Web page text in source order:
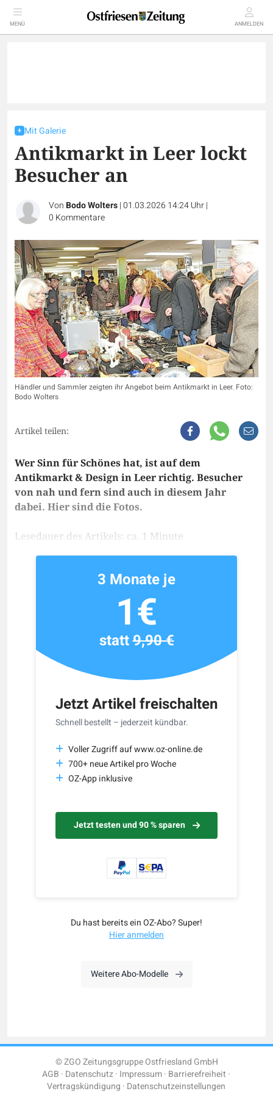
MENÜ ANMELDEN
Mit Galerie
Antikmarkt in Leer lockt
Besucher an
VonBodo Wolters|01.03.2026 14:24 Uhr|
0 Kommentare
Händler und Sammler zeigten ihr Angebot beim Antikmarkt in Leer. Foto:
Bodo Wolters
Artikel teilen:
Wer Sinn für Schönes hat, ist auf dem
Antikmarkt & Design in Leer richtig. Besucher
von nah und fern sind auch in diesem Jahr
dabei. Hier sind die Fotos.
Lesedauer des Artikels: ca. 1 Minute
Jetzt Artikel freischalten
Schnell bestellt – jederzeit kündbar.
Voller Zugriff auf www.oz-online.de
700+ neue Artikel pro Woche
OZ-App inklusive
Jetzt testen und 90 % sparen
3 Monate je
1€
statt9,90 €
Du hast bereits ein OZ-Abo? Super!
Hier anmelden
Weitere Abo-Modelle
© ZGO Zeitungsgruppe Ostfriesland GmbH
AGB Datenschutz Impressum Barrierefreiheit
Vertragskündigung Datenschutzeinstellungen